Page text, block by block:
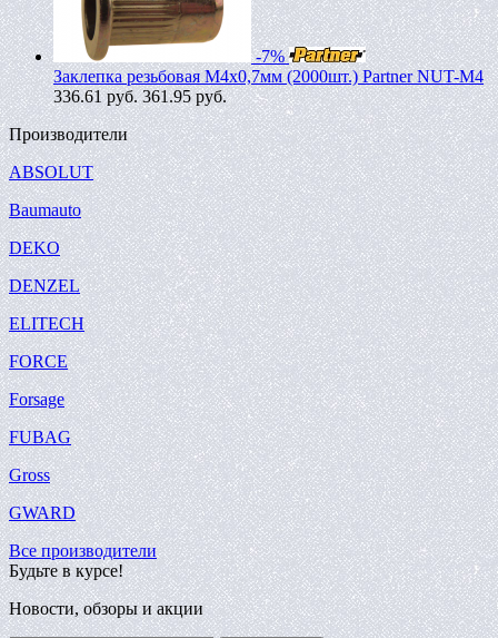
-7%
Заклепка резьбовая M4х0,7мм (2000шт.) Partner NUT-M4
336.61руб. 361.95 руб.
Производители
ABSOLUT
Baumauto
DEKO
DENZEL
ELITECH
FORCE
Forsage
FUBAG
Gross
GWARD
Все производители
Будьте в курсе!
Новости, обзоры и акции